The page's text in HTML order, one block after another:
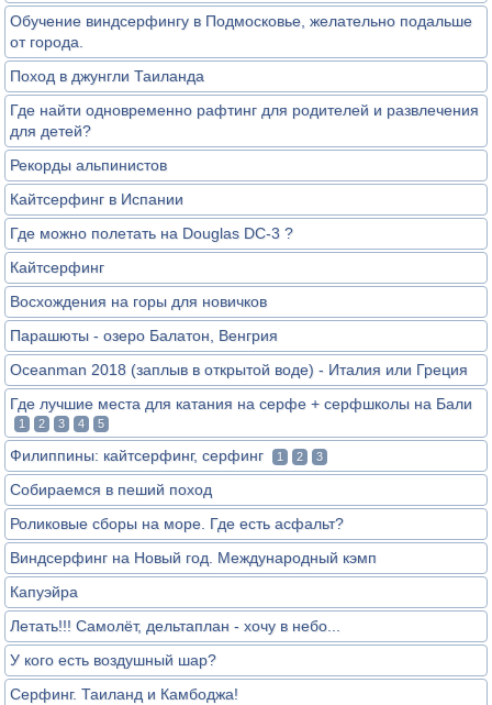
Обучение виндсерфингу в Подмосковье, желательно подальше
от города.
Поход в джунгли Таиланда
Где найти одновременно рафтинг для родителей и развлечения
для детей?
Рекорды альпинистов
Кайтсерфинг в Испании
Где можно полетать на Douglas DC-3 ?
Кайтсерфинг
Восхождения на горы для новичков
Парашюты - озеро Балатон, Венгрия
Oceanman 2018 (заплыв в открытой воде) - Италия или Греция
Где лучшие места для катания на серфе + серфшколы на Бали
1 2 3 4 5
Филиппины: кайтсерфинг, серфинг 1 2 3
Собираемся в пеший поход
Роликовые сборы на море. Где есть асфальт?
Виндсерфинг на Новый год. Международный кэмп
Капуэйра
Летать!!! Самолёт, дельтаплан - хочу в небо...
У кого есть воздушный шар?
Серфинг. Таиланд и Камбоджа!